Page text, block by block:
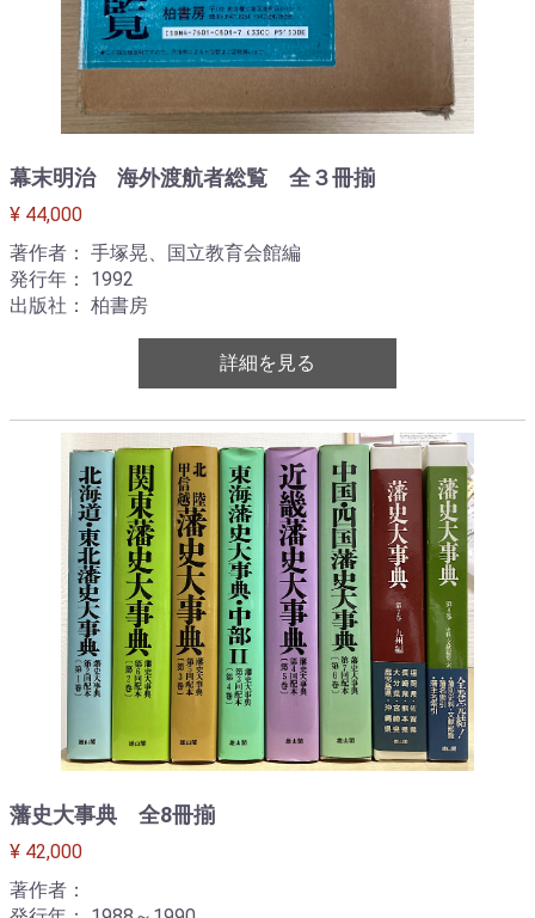
幕末明治 海外渡航者総覧 全３冊揃
¥ 44,000
著作者： 手塚晃、国立教育会館編
発行年： 1992
出版社： 柏書房
詳細を見る
藩史大事典 全8冊揃
¥ 42,000
著作者：